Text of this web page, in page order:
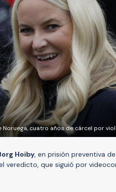
cuatro años de cárcel por
Hoiby , en prisión preventiva
veredicto, que siguió por